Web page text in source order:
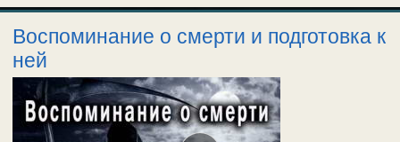
Воспоминание о смерти и подготовка к
ней